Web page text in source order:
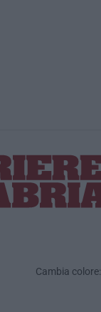
Cambia colore: